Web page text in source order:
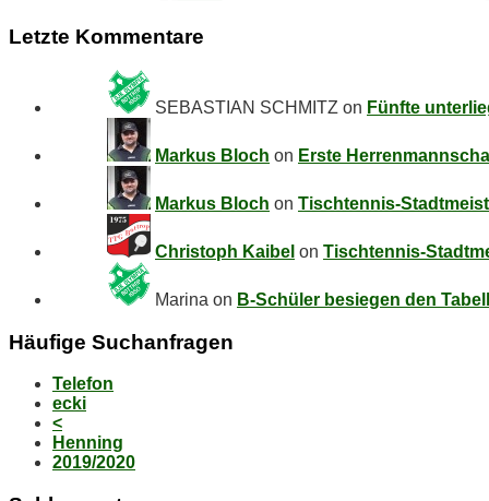
Letz­te Kommentare
SEBASTIAN SCHMITZ on Fünf­te
Markus Bloch on Ers­te
Markus Bloch on Tisch­ten­nis-
Christoph Kaibel on Tisch­ten­nis-
Marina on B‑Schüler be­sie­gen den
Häu­fi­ge Suchanfragen
Telefon
ecki
<
Henning
2019/2020